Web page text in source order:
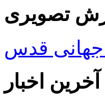
تصویری
جهانی قدس
آخرین اخبار